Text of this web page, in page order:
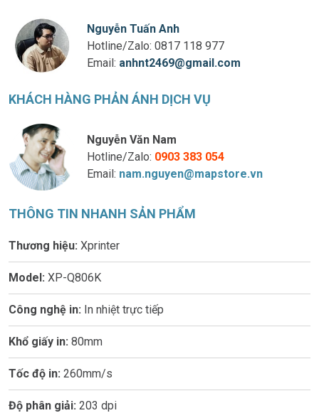
Nguyễn Tuấn Anh
Hotline/Zalo: 0817 118 977
Email: anhnt2469@gmail.com
KHÁCH HÀNG PHẢN ÁNH DỊCH VỤ
Nguyễn Văn Nam
Hotline/Zalo: 0903 383 054
Email: nam.nguyen@mapstore.vn
THÔNG TIN NHANH SẢN PHẨM
Thương hiệu: Xprinter
Model: XP-Q806K
Công nghệ in: In nhiệt trực tiếp
Khổ giấy in: 80mm
Tốc độ in: 260mm/s
Độ phân giải: 203 dpi